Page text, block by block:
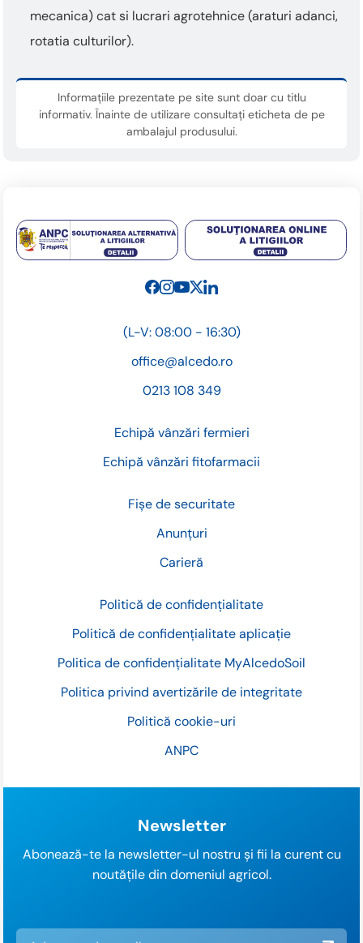
mecanica) cat si lucrari agrotehnice (araturi adanci,
rotatia culturilor).
Informațiile prezentate pe site sunt doar cu titlu
informativ. Înainte de utilizare consultați eticheta de pe
ambalajul produsului.
Fișe de securitate
Anunțuri
Carieră
Politică de confidențialitate
Politică de confidențialitate aplicație
Politica de confidențialitate MyAlcedoSoil
Politica privind avertizările de integritate
Politică cookie-uri
ANPC
(L-V: 08:00 - 16:30)
office@alcedo.ro
0213 108 349
Echipă vânzări fermieri
Echipă vânzări fitofarmacii
Newsletter
Abonează-te la newsletter-ul nostru și fii la curent cu
noutățile din domeniul agricol.